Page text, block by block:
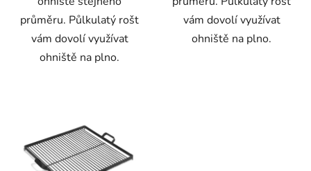
průměru. Půlkulatý rošt
vám dovolí využívat
ohniště na plno.
vám dovolí využívat
ohniště na plno.